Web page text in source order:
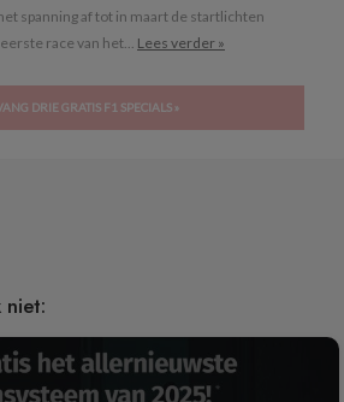
spanning af tot in maart de startlichten
race van het... Lees verder »
DRIE GRATIS F1 SPECIALS »
niet: